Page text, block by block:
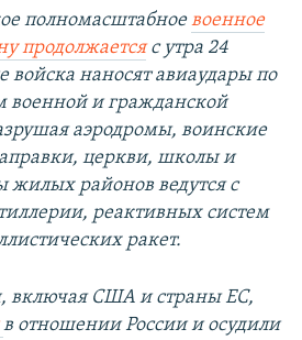
полномасштабноевоенное
продолжаетсяс утра 24
войска наносят авиаудары по
военной и гражданской
аэродромы, воинские
церкви, школы и
жилых районов ведутся с
реактивных систем
ракет.
включая США и страны ЕС,
в отношении России и осудили